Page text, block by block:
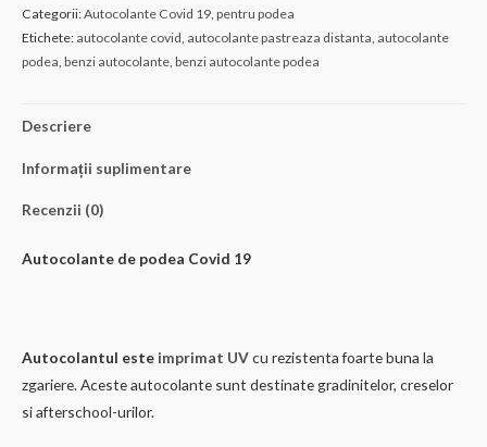
Categorii:Autocolante Covid 19 pentru podea
Etichete: autocolante covid autocolante pastreaza distanta autocolante
podea benzi autocolante benzi autocolante podea
Descriere
Informații suplimentare
Recenzii (0)
Autocolante de podea Covid 19
Autocolantul este imprimat UVcu rezistenta foarte buna la
zgariere. Aceste autocolante sunt destinate gradinitelor, creselor
si afterschool-urilor.